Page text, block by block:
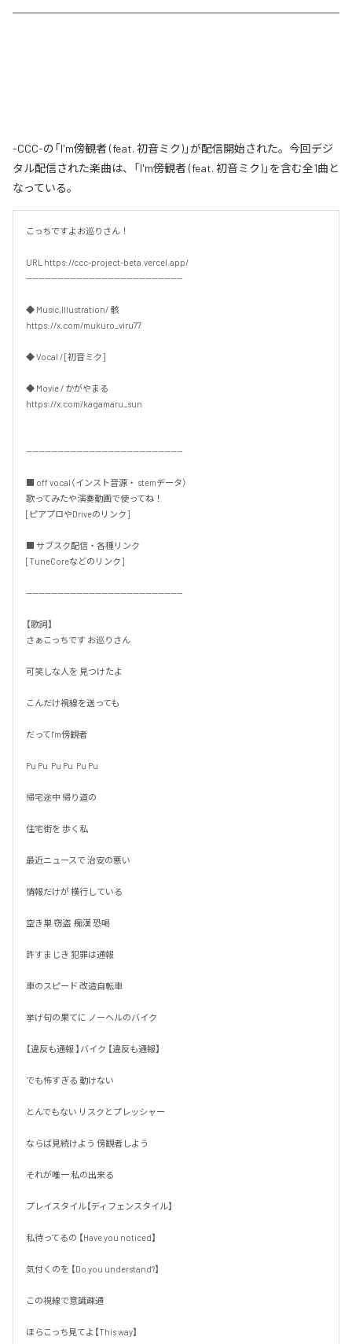
-CCC-の「I'm傍観者 (feat. 初音ミク)」が配信開始された。今回デジ
タル配信された楽曲は、「I'm傍観者 (feat. 初音ミク)」を含む全1曲と
なっている。
こっちですよお巡りさん！
URL https://ccc-project-beta.vercel.app/
--------------------------------------------------
◆ Music,Illustration/ 骸
https://x.com/mukuro_viru77
◆ Vocal / [初音ミク]
◆ Movie / かがやまる
https://x.com/kagamaru_sun
--------------------------------------------------
■ off vocal（インスト音源・ stemデータ）
歌ってみたや演奏動画で使ってね！
[ピアプロやDriveのリンク]
■ サブスク配信・各種リンク
[TuneCoreなどのリンク]
--------------------------------------------------
【歌詞】
さぁこっちです お巡りさん
可笑しな人を 見つけたよ
こんだけ視線を送っても
だってI'm傍観者
Pu Pu  Pu Pu  Pu Pu
帰宅途中 帰り道の
住宅街を 歩く私
最近ニュースで 治安の悪い
情報だけが 横行している
空き巣 窃盗  痴漢 恐喝
許すまじき 犯罪は通報
車のスピード 改造自転車
挙げ句の果てに ノーヘルのバイク
【違反も通報 】バイク 【違反も通報】
でも怖すぎる 動けない
とんでもない リスクとプレッシャー
ならば見続けよう 傍観者しよう
それが唯一 私の出来る
プレイスタイル【ディフェンスタイル】
私待ってるの 【Have you noticed】
気付くのを 【Do you understand?】
この視線で意識疎通
ほらこっち見てよ【This way】